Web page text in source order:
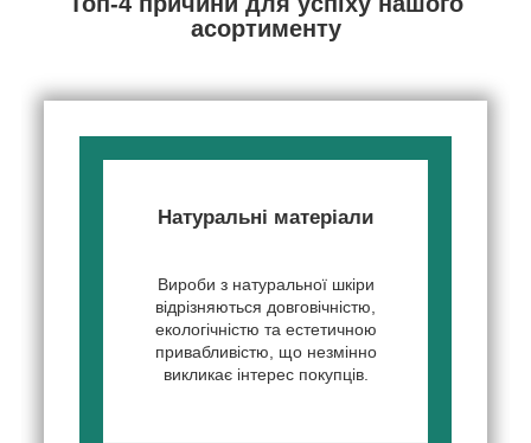
асортименту
Натуральні матеріали
Вироби з натуральної шкіри
відрізняються довговічністю,
екологічністю та естетичною
привабливістю, що незмінно
викликає інтерес покупців.